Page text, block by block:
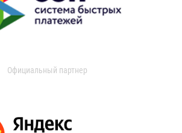
Официальный партнер